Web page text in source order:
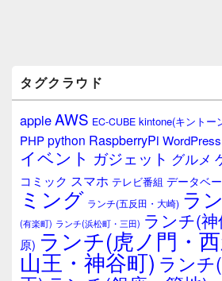
タグクラウド
appleAWS EC-CUBE kintone(キントー
PHPpython RaspberryPi WordPress
イベント ガジェット グルメ
コミック スマホ テレビ番組 データベ
ミング ランチ(五反田・大崎) ラ
(有楽町) ランチ(浜松町・三田) ランチ(
原) ランチ(虎ノ門・
山王・神谷町) ランチ